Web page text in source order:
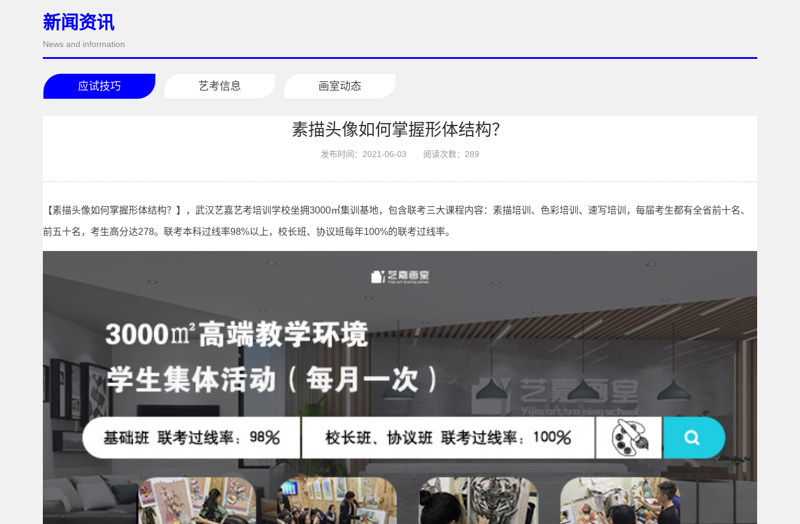
新闻资讯
News and information
应试技巧 艺考信息 画室动态
素描头像如何掌握形体结构？
发布时间：2021-06-03 阅读次数： 289
【素描头像如何掌握形体结构？】，武汉艺嘉艺考培训学校坐拥3000㎡集训基地，包含联考三大课程内容：素描培训、色彩培训、速写培训，每届考生都有全省前十名、
前五十名，考生高分达278。联考本科过线率98%以上，校长班、协议班每年100%的联考过线率。